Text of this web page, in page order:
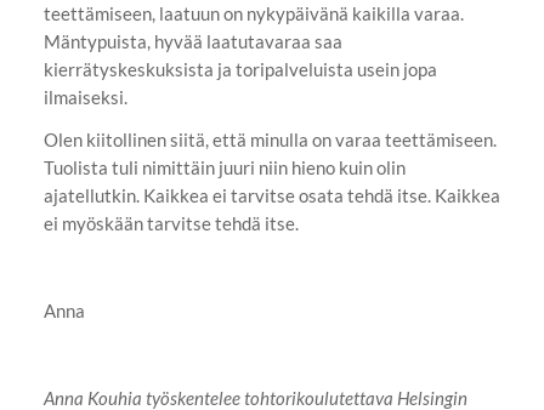
teettämiseen, laatuun on nykypäivänä kaikilla varaa.
Mäntypuista, hyvää laatutavaraa saa
kierrätyskeskuksista ja toripalveluista usein jopa
ilmaiseksi.
Olen kiitollinen siitä, että minulla on varaa teettämiseen.
Tuolista tuli nimittäin juuri niin hieno kuin olin
ajatellutkin. Kaikkea ei tarvitse osata tehdä itse. Kaikkea
ei myöskään tarvitse tehdä itse.
Anna
Anna Kouhia työskentelee tohtorikoulutettava Helsingin